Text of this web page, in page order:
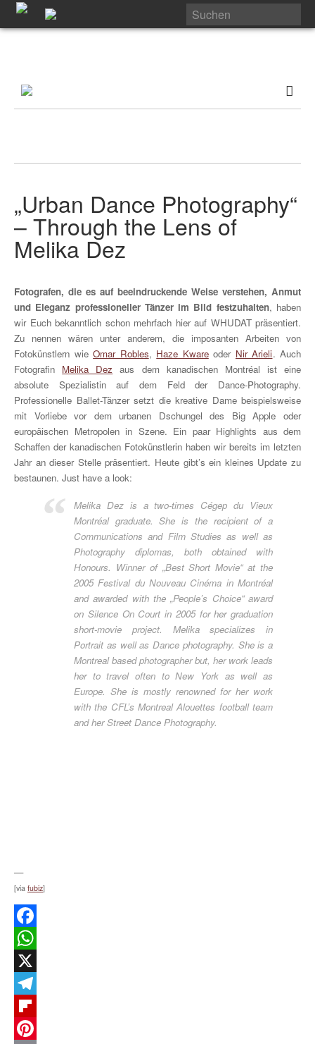
„Urban Dance Photography“
– Through the Lens of
Melika Dez
Fotografen, die es auf beeindruckende Weise verstehen, Anmut
und Eleganz professioneller Tänzer im Bild festzuhalten, haben
wir Euch bekanntlich schon mehrfach hier auf WHUDAT präsentiert.
Zu nennen wären unter anderem, die imposanten Arbeiten von
Fotokünstlern wieOmar Robles, Haze Kwareoder Nir Arieli. Auch
Fotografin Melika Dez aus dem kanadischen Montréal ist eine
absolute Spezialistin auf dem Feld der Dance-Photography.
Professionelle Ballet-Tänzer setzt die kreative Dame beispielsweise
mit Vorliebe vor dem urbanen Dschungel des Big Apple oder
europäischen Metropolen in Szene. Ein paar Highlights aus dem
Schaffen der kanadischen Fotokünstlerin haben wir bereits im letzten
Jahr an dieser Stelle präsentiert. Heute gibt’s ein kleines Update zu
bestaunen. Just have a look:
Melika Dez is a two-times Cégep du Vieux
Montréal graduate. She is the recipient of a
Communications and Film Studies as well as
Photography diplomas, both obtained with
Honours. Winner of „Best Short Movie“ at the
2005 Festival du Nouveau Cinéma in Montréal
and awarded with the „People’s Choice“ award
on Silence On Court in 2005 for her graduation
short-movie project. Melika specializes in
Portrait as well as Dance photography. She is a
Montreal based photographer but, her work leads
her to travel often to New York as well as
Europe. She is mostly renowned for her work
with the CFL’s Montreal Alouettes football team
and her Street Dance Photography.
—
[via fubiz]
Facebook
WhatsApp
X
Telegram
Flipboard